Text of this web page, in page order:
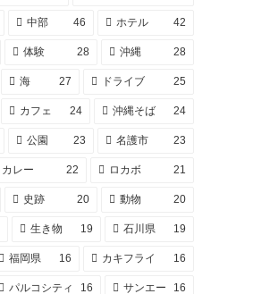
中部 46 ホテル 42
体験 28 沖縄 28
海 27 ドライブ 25
カフェ 24 沖縄そば 24
公園 23 名護市 23
カレー 22 ロカボ 21
史跡 20 動物 20
生き物 19 石川県 19
福岡県 16 カキフライ 16
パルコシティ 16 サンエー 16